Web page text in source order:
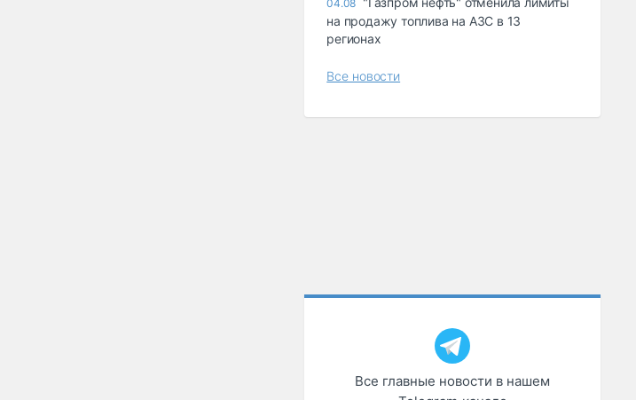
04.08
на продажу топлива на АЗС в 13
регионах
Все новости
Все главные новости в нашем